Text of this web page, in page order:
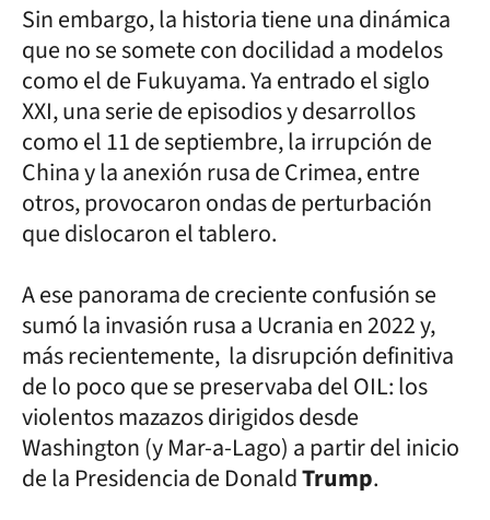
Sin embargo, la historia tiene una dinámica
que no se somete con docilidad a modelos
como el de Fukuyama. Ya entrado el siglo
XXI, una serie de episodios y desarrollos
como el 11 de septiembre, la irrupción de
China y la anexión rusa de Crimea, entre
otros, provocaron ondas de perturbación
que dislocaron el tablero.
A ese panorama de creciente confusión se
sumó la invasión rusa a Ucrania en 2022 y,
más recientemente, la disrupción definitiva
de lo poco que se preservaba del OIL: los
violentos mazazos dirigidos desde
Washington (y Mar-a-Lago) a partir del inicio
de la Presidencia de DonaldTrump.